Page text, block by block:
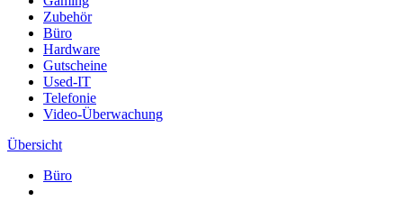
Zubehör
Büro
Hardware
Gutscheine
Used-IT
Telefonie
Video-Überwachung
Übersicht
Büro